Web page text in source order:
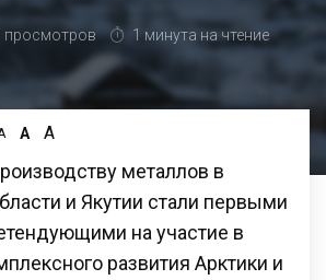
просмотров 1 минута на чтение
А А
металлов в
и Якутии стали первыми
на участие в
развития Арктики и